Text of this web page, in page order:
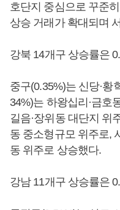
호단지 중심으로 꾸준
상승 거래가 확대되며
강북 14개구 상승률은
중구(0.35%)는 신당·황
34%)는 하왕십리·금호
길음·장위동 대단지 위
동 중소형규모 위주로,
동 위주로 상승했다.
강남 11개구 상승률은